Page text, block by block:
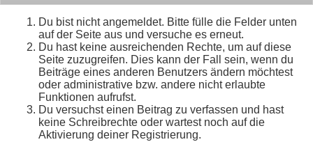
Du bist nicht angemeldet. Bitte fülle die Felder unten
auf der Seite aus und versuche es erneut.
Du hast keine ausreichenden Rechte, um auf diese
Seite zuzugreifen. Dies kann der Fall sein, wenn du
Beiträge eines anderen Benutzers ändern möchtest
oder administrative bzw. andere nicht erlaubte
Funktionen aufrufst.
Du versuchst einen Beitrag zu verfassen und hast
keine Schreibrechte oder wartest noch auf die
Aktivierung deiner Registrierung.